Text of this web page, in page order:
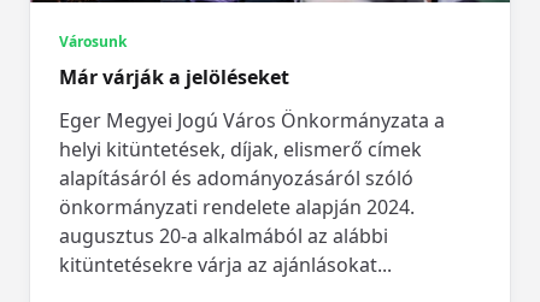
Városunk
Már várják a jelöléseket
Eger Megyei Jogú Város Önkormányzata a
helyi kitüntetések, díjak, elismerő címek
alapításáról és adományozásáról szóló
önkormányzati rendelete alapján 2024.
augusztus 20-a alkalmából az alábbi
kitüntetésekre várja az ajánlásokat...